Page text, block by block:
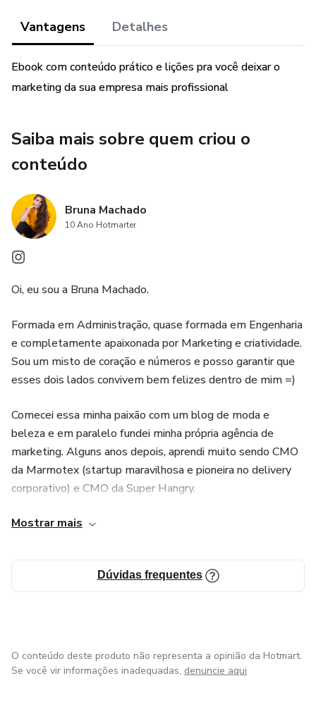
“Este produto não garante a obtenção de resultados.
Qualquer referência ao desempenho de uma estratégia não
deve ser interpretada como uma garantia de resultados”
Vantagens Detalhes
Ebook com conteúdo prático e lições pra você deixar o
marketing da sua empresa mais profissional
Saiba mais sobre quem criou o
conteúdo
Bruna Machado
10 Ano Hotmarter
Oi, eu sou a Bruna Machado.
Formada em Administração, quase formada em Engenharia
e completamente apaixonada por Marketing e criatividade.
Sou um misto de coração e números e posso garantir que
esses dois lados convivem bem felizes dentro de mim =)
Comecei essa minha paixão com um blog de moda e
beleza e em paralelo fundei minha própria agência de
marketing. Alguns anos depois, aprendi muito sendo CMO
da Marmotex (startup maravilhosa e pioneira no delivery
corporativo) e CMO da Super Hangry.
Tenho um projeto de marketing chamado Journey of a Girl
conhecimentos desses quase 10 anos de aprendizado na
- (2007 - 2010) Formada em Administração de Empresas
pelo Mackenzie
Mostrar mais
Dúvidas frequentes
O conteúdo deste produto não representa a opinião da Hotmart.
Se você vir informações inadequadas, denuncie aqui